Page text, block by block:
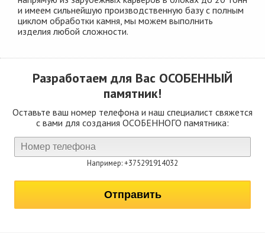
и имеем сильнейшую производственную базу с полным
циклом обработки камня, мы можем выполнить
изделия любой сложности.
Разработаем для Вас ОСОБЕННЫЙ
памятник!
Оставьте ваш номер телефона и наш специалист свяжется
с вами для создания ОСОБЕННОГО памятника:
Например: +375291914032